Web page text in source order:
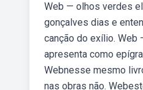
Web — olhos verdes
gonçalves dias e
canção do exílio. Web
apresenta como
Webnesse mesmo
nas obras não.